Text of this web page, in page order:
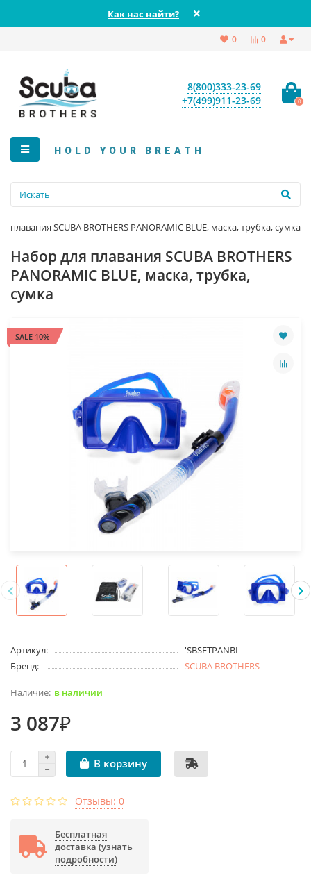
Как нас найти?
0
0
8(800)333-23-69
+7(499)911-23-69
0
HOLD YOUR BREATH
плавания SCUBA BROTHERS PANORAMIC BLUE, маска, трубка, сумка
Набор для плавания SCUBA BROTHERS
PANORAMIC BLUE, маска, трубка,
сумка
SALE 10%
Артикул:
'SBSETPANBL
Бренд:
SCUBA BROTHERS
в наличии
3 087₽
В корзину
Отзывы: 0
Бесплатная
доставка (узнать
подробности)